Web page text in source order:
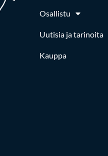
Osallistu
Uutisia ja tarinoita
Kauppa